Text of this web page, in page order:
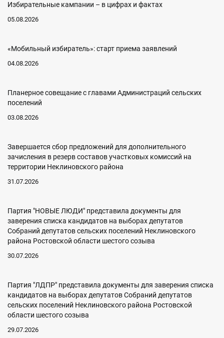
Избирательные кампании – в цифрах и фактах
05.08.2026
«Мобильный избиратель»: старт приема заявлений
04.08.2026
Планерное совещание с главами Администраций сельских
поселений
03.08.2026
Завершается сбор предложений для дополнительного
зачисления в резерв составов участковых комиссий на
территории Неклиновского района
31.07.2026
Партия "НОВЫЕ ЛЮДИ" представила документы для
заверения списка кандидатов на выборах депутатов
Собраний депутатов сельских поселений Неклиновского
района Ростовской области шестого созыва
30.07.2026
Партия "ЛДПР" представила документы для заверения списка
кандидатов на выборах депутатов Собраний депутатов
сельских поселений Неклиновского района Ростовской
области шестого созыва
29.07.2026